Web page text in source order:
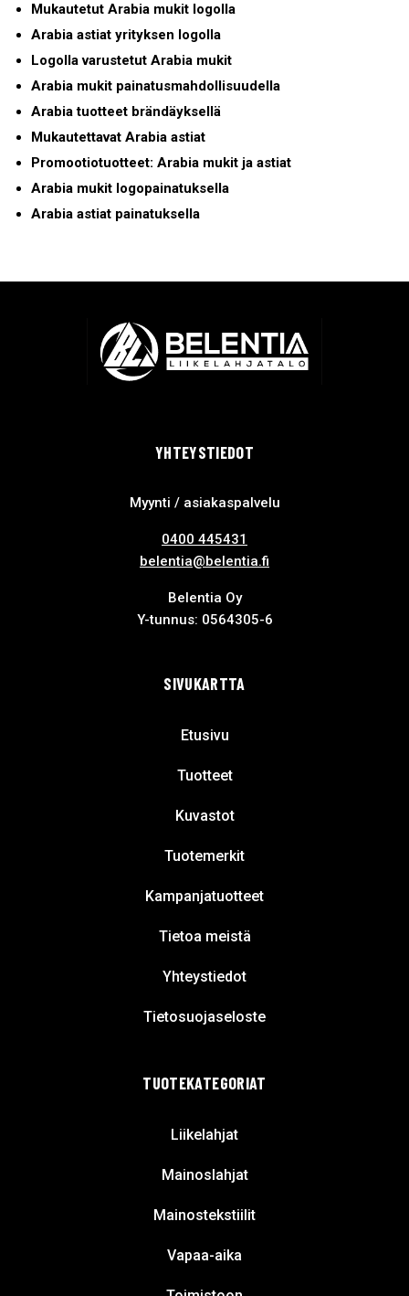
Mukautetut Arabia mukit logolla
Arabia astiat yrityksen logolla
Logolla varustetut Arabia mukit
Arabia mukit painatusmahdollisuudella
Arabia tuotteet brändäyksellä
Mukautettavat Arabia astiat
Promootiotuotteet: Arabia mukit ja astiat
Arabia mukit logopainatuksella
Arabia astiat painatuksella
YHTEYSTIEDOT
Myynti / asiakaspalvelu
0400 445431
belentia@belentia.fi
Belentia Oy
Y-tunnus: 0564305-6
SIVUKARTTA
Etusivu
Tuotteet
Kuvastot
Tuotemerkit
Kampanjatuotteet
Tietoa meistä
Yhteystiedot
Tietosuojaseloste
TUOTEKATEGORIAT
Liikelahjat
Mainoslahjat
Mainostekstiilit
Vapaa-aika